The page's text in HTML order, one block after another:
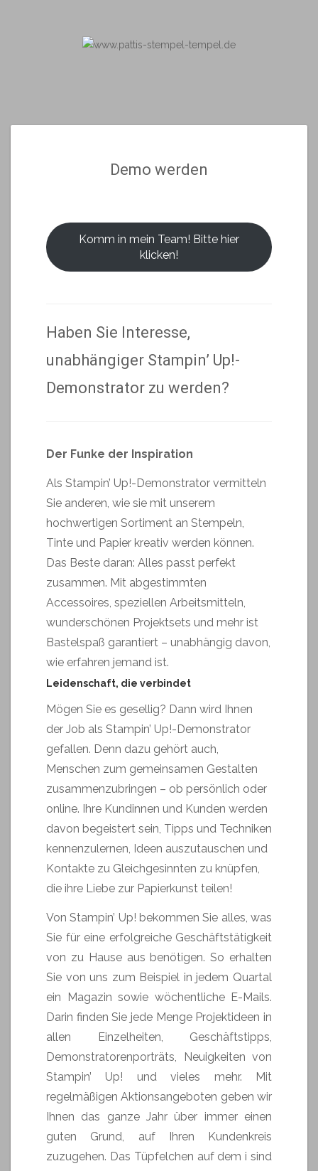
Demo werden
Komm in mein Team! Bitte hier
klicken!
Haben Sie Interesse,
unabhängiger Stampin’ Up!-
Demonstrator zu werden?
Der Funke der Inspiration
Als Stampin’ Up!-Demonstrator vermitteln
Sie anderen, wie sie mit unserem
hochwertigen Sortiment an Stempeln,
Tinte und Papier kreativ werden können.
Das Beste daran: Alles passt perfekt
zusammen. Mit abgestimmten
Accessoires, speziellen Arbeitsmitteln,
wunderschönen Projektsets und mehr ist
Bastelspaß garantiert – unabhängig davon,
wie erfahren jemand ist.
Leidenschaft, die verbindet
Mögen Sie es gesellig? Dann wird Ihnen
der Job als Stampin’ Up!-Demonstrator
gefallen. Denn dazu gehört auch,
Menschen zum gemeinsamen Gestalten
zusammenzubringen – ob persönlich oder
online. Ihre Kundinnen und Kunden werden
davon begeistert sein, Tipps und Techniken
kennenzulernen, Ideen auszutauschen und
Kontakte zu Gleichgesinnten zu knüpfen,
die ihre Liebe zur Papierkunst teilen!
Von Stampin’ Up! bekommen Sie alles, was
Sie für eine erfolgreiche Geschäftstätigkeit
von zu Hause aus benötigen. So erhalten
Sie von uns zum Beispiel in jedem Quartal
ein Magazin sowie wöchentliche E-Mails.
Darin finden Sie jede Menge Projektideen in
allen Einzelheiten, Geschäftstipps,
Demonstratorenporträts, Neuigkeiten von
Stampin’ Up! und vieles mehr. Mit
regelmäßigen Aktionsangeboten geben wir
Ihnen das ganze Jahr über immer einen
guten Grund, auf Ihren Kundenkreis
zuzugehen. Das Tüpfelchen auf dem i sind